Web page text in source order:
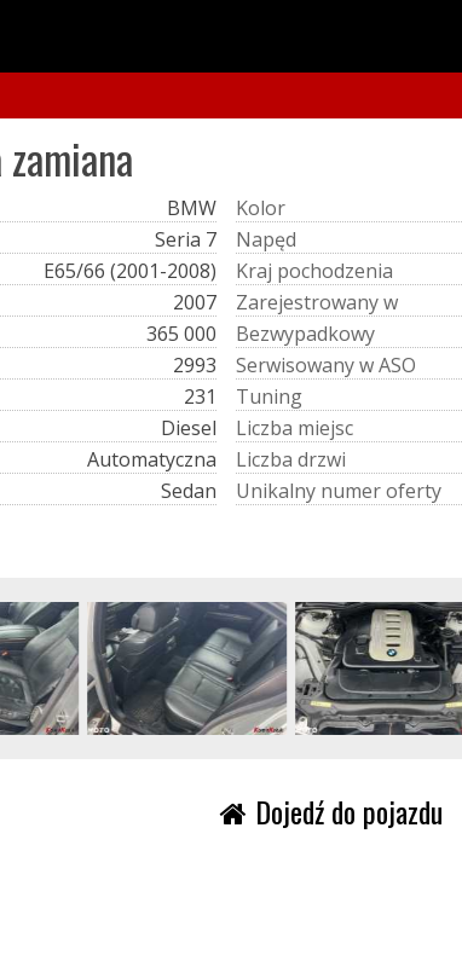
BMW
Seria 7
E65/66 (2001-2008)
2007
365 000
2993
231
Diesel
Automatyczna
Sedan
Kolor
Napęd
Kraj pochodzenia
Zarejestrowanyw
Bezwypadkowy
SerwisowanywASO
Tuning
Liczba miejsc
Liczba drzwi
Unikalny numeroferty
Dojedź do pojazdu